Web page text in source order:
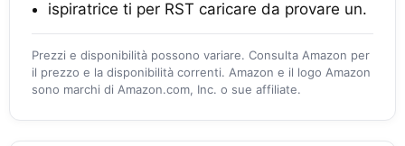
ispiratrice ti per RST caricare da provare un.
Prezzi e disponibilità possono variare. Consulta Amazon per
il prezzo e la disponibilità correnti. Amazon e il logo Amazon
sono marchi di Amazon.com, Inc. o sue affiliate.